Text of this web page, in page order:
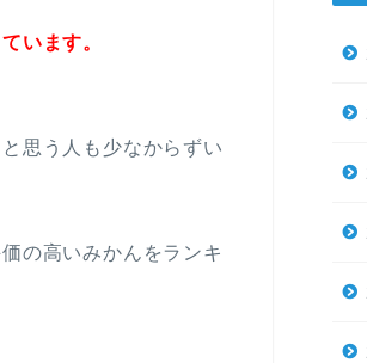
います。
思う人も少なからずい
の高いみかんをランキ